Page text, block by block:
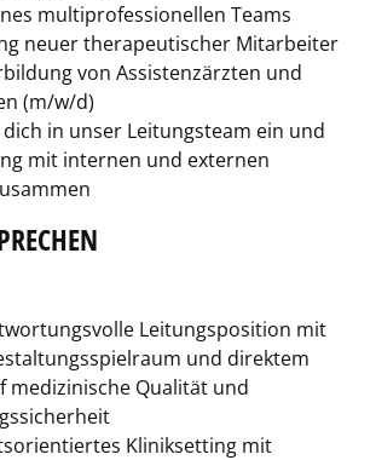
multiprofessionellen Teams
neuer therapeutischer Mitarbeiter
von Assistenzärzten und
(m/w/d)
in unser Leitungsteam ein und
mit internen und externen
Leitungsposition mit
und direktem
medizinische Qualität und
Kliniksetting mit